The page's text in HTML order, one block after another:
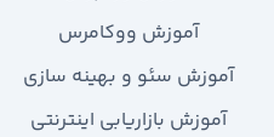
آموزش ووکامرس
آموزش سئو و بهینه سازی
آموزش بازاریابی اینترنتی